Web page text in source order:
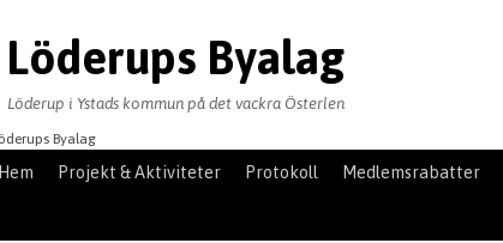
Löderups Byalag
Löderup i Ystads kommun på det vackra Österlen
Hem Projekt & Aktiviteter Protokoll Medlemsrabatter